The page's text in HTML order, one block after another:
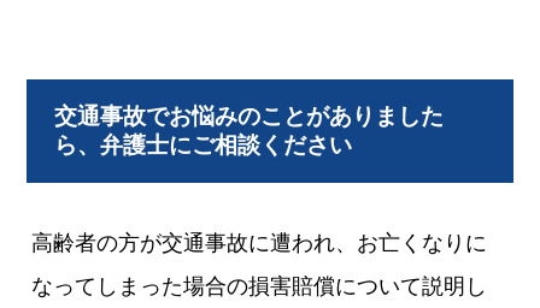
交通事故でお悩みのことがありました
ら、弁護士にご相談ください
高齢者の方が交通事故に遭われ、お亡くなりに
なってしまった場合の損害賠償について説明し